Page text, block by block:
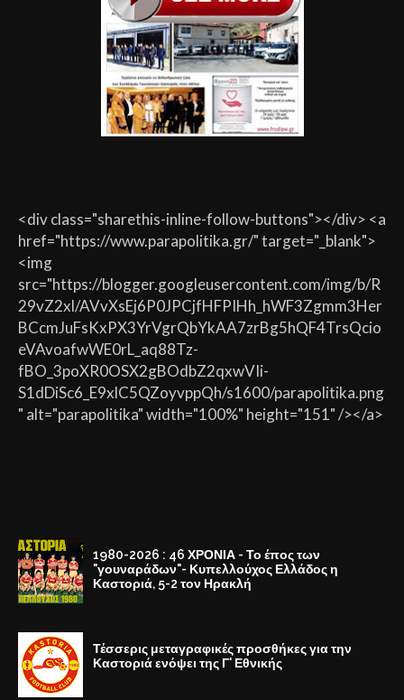
<div class="sharethis-inline-follow-buttons"></div> <a
href="https://www.parapolitika.gr/" target="_blank">
<img
src="https://blogger.googleusercontent.com/img/b/R
29vZ2xl/AVvXsEj6P0JPCjfHFPIHh_hWF3Zgmm3Her
BCcmJuFsKxPX3YrVgrQbYkAA7zrBg5hQF4TrsQcio
eVAvoafwWE0rL_aq88Tz-
fBO_3poXR0OSX2gBOdbZ2qxwVIi-
S1dDiSc6_E9xlC5QZoyvppQh/s1600/parapolitika.png
" alt="parapolitika" width="100%" height="151" /></a>
1980-2026 : 46 ΧΡΟΝΙΑ - Το έπος των
"γουναράδων"- Κυπελλούχος Ελλάδος η
Καστοριά, 5-2 τον Ηρακλή
Τέσσερις μεταγραφικές προσθήκες για την
Καστοριά ενόψει της Γ' Εθνικής